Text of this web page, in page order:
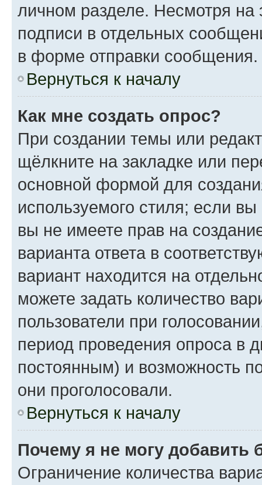
личном разделе. Несмотря на
подписи в отдельных
в форме отправки сообщения.
Вернуться к началу
Как мне создать опрос?
При создании темы или
щёлкните на закладке или
основной формой для
используемого стиля; если
вы не имеете прав на
варианта ответа в
вариант находится на
можете задать количество
пользователи при
период проведения опроса в
постоянным) и возможность
они проголосовали.
Вернуться к началу
Почему я не могу добавить
Ограничение количества